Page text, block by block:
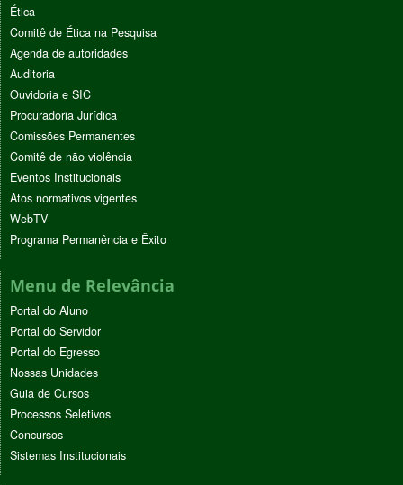
Ética
Comitê de Ética na Pesquisa
Agenda de autoridades
Auditoria
Ouvidoria e SIC
Procuradoria Jurídica
Comissões Permanentes
Comitê de não violência
Eventos Institucionais
Atos normativos vigentes
WebTV
Programa Permanência e Êxito
Menu de Relevância
Portal do Aluno
Portal do Servidor
Portal do Egresso
Nossas Unidades
Guia de Cursos
Processos Seletivos
Concursos
Sistemas Institucionais